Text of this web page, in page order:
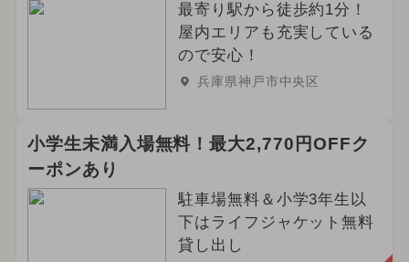
最寄り駅から徒歩約1分！
屋内エリアも充実している
ので安心！
兵庫県神戸市中央区
小学生未満入場無料！最大2,770円OFFク
ーポンあり
駐車場無料＆小学3年生以
下はライフジャケット無料
貸し出し